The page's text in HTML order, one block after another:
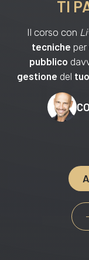
TI
Il corso con
tecniche
pubblico
gestione del tuo
A